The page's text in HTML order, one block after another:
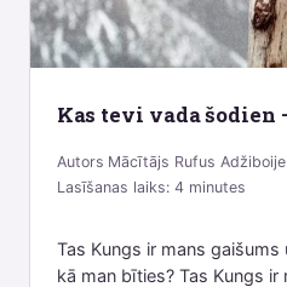
Kas tevi vada šodien
Autors Mācītājs Rufus Adžiboije
Lasīšanas laiks:4 minutes
Tas Kungs ir mans gaišums
kā man bīties? Tas Kungs ir